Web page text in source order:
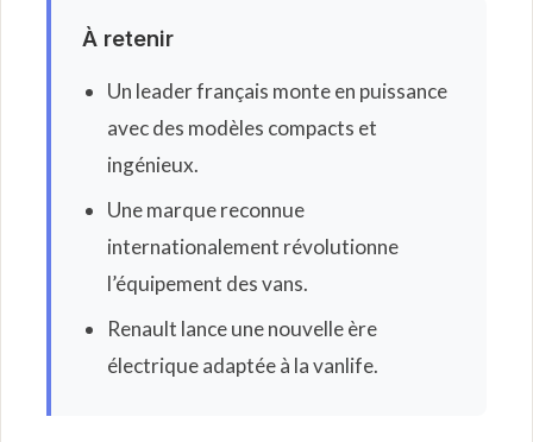
À retenir
Un leader français monte en puissance
avec des modèles compacts et
ingénieux.
Une marque reconnue
internationalement révolutionne
l’équipement des vans.
Renault lance une nouvelle ère
électrique adaptée à la vanlife.